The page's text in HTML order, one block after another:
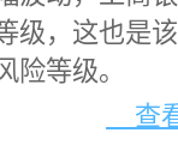
级，这也是
险等级。
查